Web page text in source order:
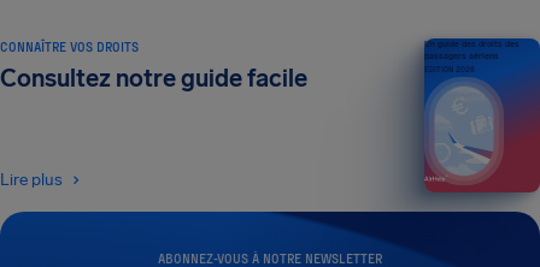
ABONNEZ-VOUS À NOTRE NEWSLETTER
CONNAÎTRE VOS DROITS
Consultez notre guide facile
Lire plus
Un guide des droits des
passagers aériens
ÉDITION 2026